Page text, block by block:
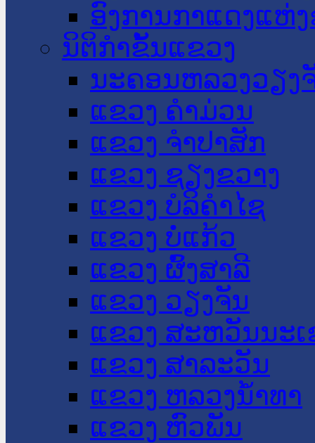
ອົງການກາແດງແຫ່
ນິຕິກໍາຂັ້ນແຂວງ
ນະ​ຄອນ​ຫລວງວຽງ
ແຂວງ ຄໍາມ່ວນ
ແຂວງ ຈໍາປາສັກ
ແຂວງ ຊຽງຂວາງ
ແຂວງ ບໍລິຄໍາໄຊ
ແຂວງ ບໍ່ແກ້ວ
ແຂວງ ຜົ້ງສາລີ
ແຂວງ ວຽງຈັນ
ແຂວງ ສະຫວັນນະ
ແຂວງ ສາລະວັນ
ແຂວງ ຫລວງນໍ້າທາ
ແຂວງ ຫົວພັນ